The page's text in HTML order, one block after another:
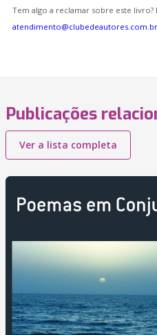
Tem algo a reclamar sobre este livro?
atendimento@clubedeautores.com.br
Publicações
Ver a lista completa